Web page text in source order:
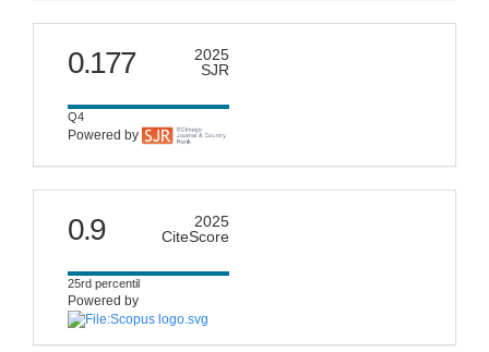
scimago
0.177
2025
SJR
Q4
Powered by
citescore
0.9
2025
CiteScore
25rd percentil
Powered by